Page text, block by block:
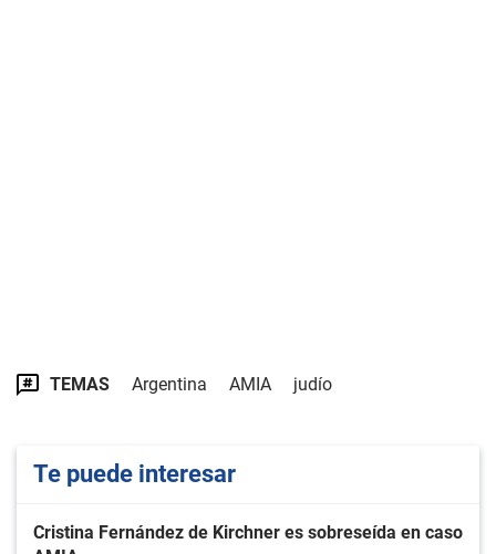
TEMAS Argentina AMIA judío
Te puede interesar
Cristina Fernández de Kirchner es sobreseída en caso